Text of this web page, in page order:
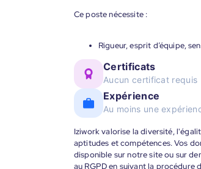
Ce poste nécessite :
Rigueur, esprit d’équipe,
Certificats
Aucun certificat requis
Expérience
Au moins une
Iziwork valorise la diversité,
aptitudes et compétences. Vos
disponible sur notre site ou sur
au RGPD en suivant la procédure